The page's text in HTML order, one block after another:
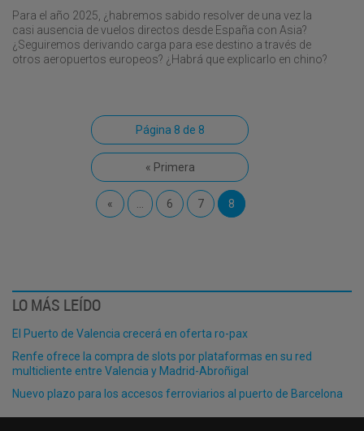
Para el año 2025, ¿habremos sabido resolver de una vez la
casi ausencia de vuelos directos desde España con Asia?
¿Seguiremos derivando carga para ese destino a través de
otros aeropuertos europeos? ¿Habrá que explicarlo en chino?
Página 8 de 8
« Primera
« 6 7 8
LO MÁS LEÍDO
El Puerto de Valencia crecerá en oferta ro-pax
Renfe ofrece la compra de slots por plataformas en su red
multicliente entre Valencia y Madrid-Abroñigal
Nuevo plazo para los accesos ferroviarios al puerto de Barcelona